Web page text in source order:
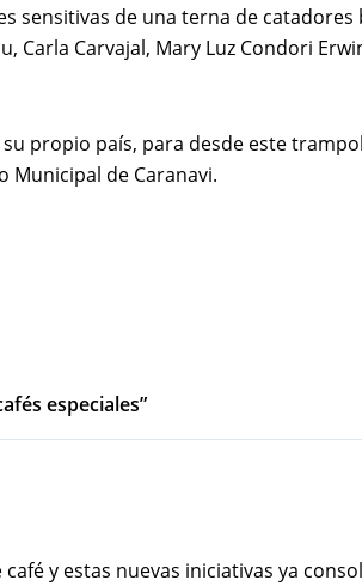
de una terna de catadores
Carvajal, Mary Luz Condori
propio país, para desde este
Municipal de Caranavi.
especiales”
y estas nuevas iniciativas ya